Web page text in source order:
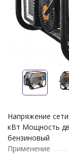
Напряжение
кВт Мощность
бензиновый
Применение